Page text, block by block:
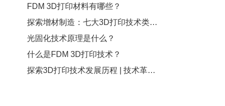
FDM 3D打印材料有哪些？
探索增材制造：七大3D打印技术类别详解
光固化技术原理是什么？
什么是FDM 3D打印技术？
探索3D打印技术发展历程 | 技术革命一瞥